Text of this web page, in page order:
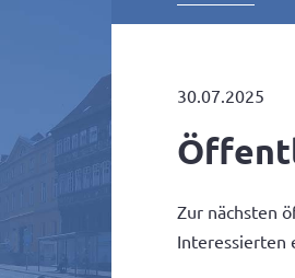
30.07.2025
Zur nächsten
Interessierten